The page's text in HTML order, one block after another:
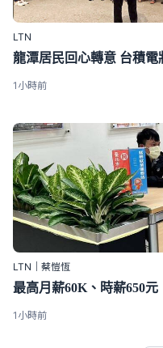
LTN
龍潭居民回心轉意 台積電
1小時前
LTN｜蔡愷恆
最高月薪60K、時薪650
1小時前